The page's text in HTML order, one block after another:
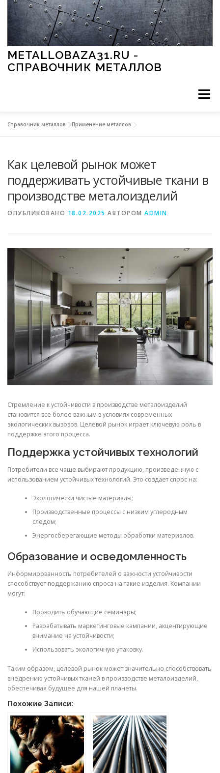
Перейти к содержимому
METALLOBAZA31.RU -
СПРАВОЧНИК МЕТАЛЛОВ
Меню
МЕТАЛЛЫ И ОКРУЖАЮЩАЯ СРЕДА
ПРИМЕНЕНИЕ МЕТАЛЛОВ
Справочник металлов »Применение металлов
Как целевой рынок может
поддерживать устойчивые ткани в
производстве металоизделий
ОПУБЛИКОВАНО 18.02.2025 АВТОРОМ ADMIN
Стремление к устойчивости в производстве металоизделий
становится все более важным в условиях современных
экологических вызовов. Целевой рынок играет ключевую роль в
поддержке этого процесса.
Поддержка устойчивых технологий
Потребители все чаще выбирают продукцию, произведенную с
использованием устойчивых технологий. Это создает спрос на:
Экологически чистые материалы;
Производственные процессы с низким углеродным
следом;
Энергосберегающие методы обработки материалов.
Образование и осведомленность
Информированность потребителей о важности устойчивости
способствует поддержанию спроса на такие изделия. Компании
могут:
Проводить обучающие семинары;
Разрабатывать маркетинговые кампании, акцентирующие
внимание на устойчивости;
Использовать экологичную упаковку.
Таким образом, целевой рынок может значительно способствовать
внедрению устойчивых тканей в производстве металоизделий,
обеспечивая будущее для нашей планеты.
Похожие Записи: